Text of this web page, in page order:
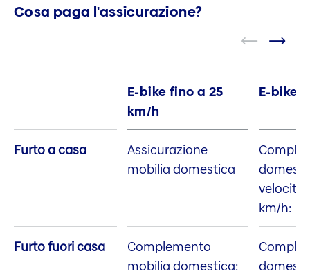
Cosa paga l'assicurazione?
E-bike fino a 25
km/h
E-bike
Furto a casa
Assicurazione
mobilia domestica
velocità
km/h:
Furto fuori casa
Complemento
mobilia domestica: